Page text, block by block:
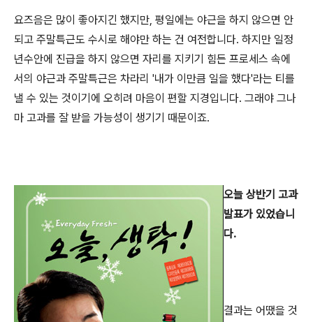
요즈음은 많이 좋아지긴 했지만, 평일에는 야근을 하지 않으면 안
되고 주말특근도 수시로 해야만 하는 건 여전합니다. 하지만 일정
년수안에 진급을 하지 않으면 자리를 지키기 힘든 프로세스 속에
서의 야근과 주말특근은 차라리 '내가 이만큼 일을 했다'라는 티를
낼 수 있는 것이기에 오히려 마음이 편할 지경입니다. 그래야 그나
마 고과를 잘 받을 가능성이 생기기 때문이죠.
오늘 상반기 고과
발표가 있었습니
다.
결과는 어땠을 것